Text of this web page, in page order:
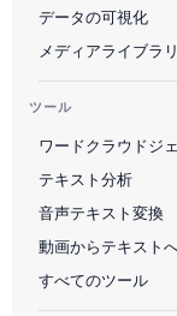
データの可視化
メディアライブラリ
ツール
ワードクラウドジ
テキスト分析
音声テキスト変換
動画からテキスト
すべてのツール